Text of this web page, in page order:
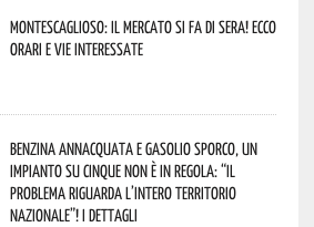
Montescaglioso: il mercato si fa di sera! Ecco
orari e vie interessate
Benzina annacquata e gasolio sporco, un
impianto su cinque non è in regola: “il
problema riguarda l’intero territorio
Nazionale”! I dettagli